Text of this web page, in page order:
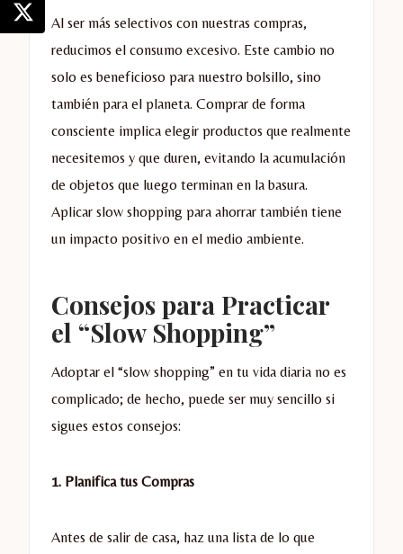
Al ser más selectivos con nuestras compras,
reducimos el consumo excesivo. Este cambio no
solo es beneficioso para nuestro bolsillo, sino
también para el planeta. Comprar de forma
consciente implica elegir productos que realmente
necesitemos y que duren, evitando la acumulación
de objetos que luego terminan en la basura.
Aplicar slow shopping para ahorrar también tiene
un impacto positivo en el medio ambiente.
Consejos para Practicar
el “Slow Shopping”
Adoptar el “slow shopping” en tu vida diaria no es
complicado; de hecho, puede ser muy sencillo si
sigues estos consejos:
1. Planifica tus Compras
Antes de salir de casa, haz una lista de lo que